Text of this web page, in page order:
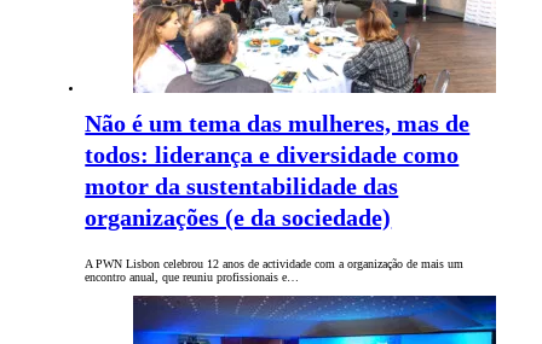
Não é um tema das mulheres, mas de
todos: liderança e diversidade como
motor da sustentabilidade das
organizações (e da sociedade)
A PWN Lisbon celebrou 12 anos de actividade com a organização de mais um
encontro anual, que reuniu profissionais e…